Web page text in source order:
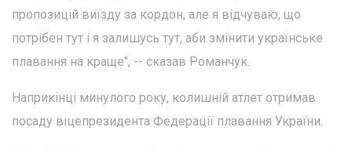
пропозицій виїзду за кордон, але я відчуваю, що
потрібен тут і я залишусь тут, аби змінити українське
плавання на краще", -- сказав Романчук.
Наприкінці минулого року, колишній атлет отримав
посаду віцепрезидента Федерації плавання України.